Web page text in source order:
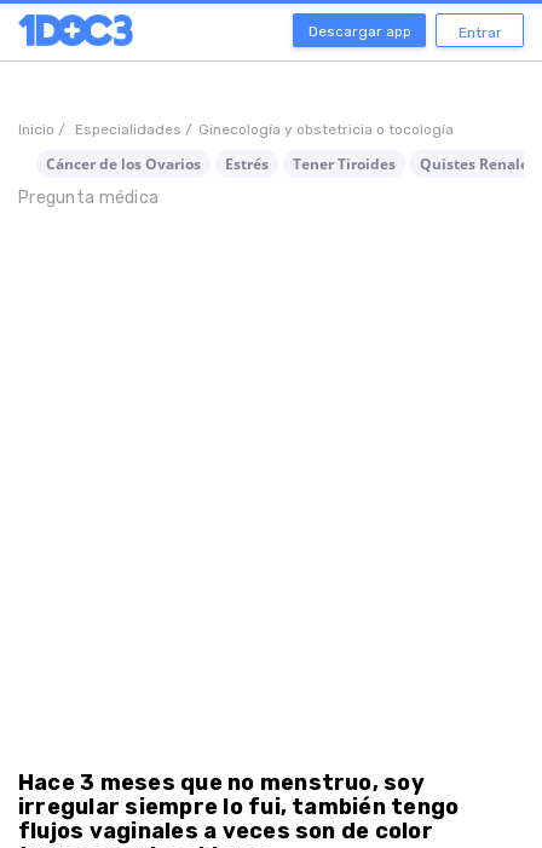
Descargar app Entrar
Inicio / Especialidades / Ginecología y obstetricia o tocología
Cáncer de los Ovarios Estrés Tener Tiroides
Quistes Renales
Pregunta médica
Hace 3 meses que no menstruo, soy
irregular siempre lo fui, también tengo
flujos vaginales a veces son de color